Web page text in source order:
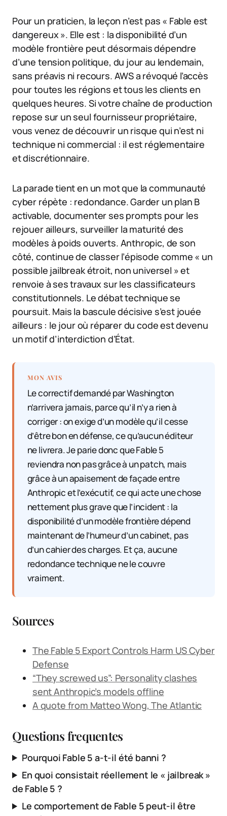
Pour un praticien, la leçon n’est pas « Fable est
dangereux ». Elle est : la disponibilité d’un
modèle frontière peut désormais dépendre
d’une tension politique, du jour au lendemain,
sans préavis ni recours. AWS a révoqué l’accès
pour toutes les régions et tous les clients en
quelques heures. Si votre chaîne de production
repose sur un seul fournisseur propriétaire,
vous venez de découvrir un risque qui n’est ni
technique ni commercial : il est réglementaire
et discrétionnaire.
La parade tient en un mot que la communauté
cyber répète : redondance. Garder un plan B
activable, documenter ses prompts pour les
rejouer ailleurs, surveiller la maturité des
modèles à poids ouverts. Anthropic, de son
côté, continue de classer l’épisode comme « un
possible jailbreak étroit, non universel » et
renvoie à ses travaux sur les classificateurs
constitutionnels. Le débat technique se
poursuit. Mais la bascule décisive s’est jouée
ailleurs : le jour où réparer du code est devenu
un motif d’interdiction d’État.
MON AVIS
Le correctif demandé par Washington
n’arrivera jamais, parce qu’il n’y a rien à
corriger : on exige d’un modèle qu’il cesse
d’être bon en défense, ce qu’aucun éditeur
ne livrera. Je parie donc que Fable 5
reviendra non pas grâce à un patch, mais
grâce à un apaisement de façade entre
Anthropic et l’exécutif, ce qui acte une chose
nettement plus grave que l’incident : la
disponibilité d’un modèle frontière dépend
maintenant de l’humeur d’un cabinet, pas
d’un cahier des charges. Et ça, aucune
redondance technique ne le couvre
vraiment.
Sources
The Fable 5 Export Controls Harm US Cyber
Defense
“They screwed us”: Personality clashes
sent Anthropic’s models offline
A quote from Matteo Wong, The Atlantic
Questions frequentes
Pourquoi Fable 5 a-t-il été banni ?
En quoi consistait réellement le « jailbreak »
de Fable 5 ?
Le comportement de Fable 5 peut-il être